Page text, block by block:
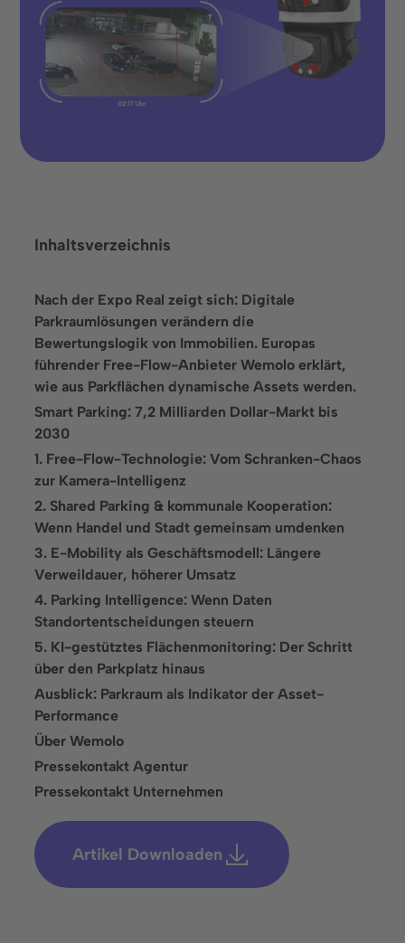
Inhaltsverzeichnis
Nach der Expo Real zeigt sich: Digitale
Parkraumlösungen verändern die
Bewertungslogik von Immobilien. Europas
führender Free-Flow-Anbieter Wemolo erklärt,
wie aus Parkflächen dynamische Assets werden.
Smart Parking: 7,2 Milliarden Dollar-Markt bis
2030
1. Free-Flow-Technologie: Vom Schranken-Chaos
zur Kamera-Intelligenz
2. Shared Parking & kommunale Kooperation:
Wenn Handel und Stadt gemeinsam umdenken
3. E-Mobility als Geschäftsmodell: Längere
Verweildauer, höherer Umsatz
4. Parking Intelligence: Wenn Daten
Standortentscheidungen steuern
5. KI-gestütztes Flächenmonitoring: Der Schritt
über den Parkplatz hinaus
Ausblick: Parkraum als Indikator der Asset-
Performance
Über Wemolo
Pressekontakt Agentur
Pressekontakt Unternehmen
Artikel Downloaden
Zusammenarbeit ebnet.
Sprache
Lösungen
Parkraumkontrolle
Parkraumbewirtschaftung
Finanzdienstleistungen
Freizeitanlagen
Gastronomie und Hotellerie
Gesundheitseinrichtungen
Groß- und Einzelhandel
Infrastruktur, Parkhäuser & Messen
Städte und Kommunen